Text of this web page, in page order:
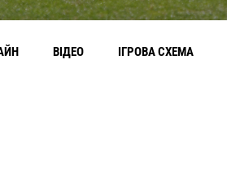
ВІДЕО ІГРОВА СХЕМА